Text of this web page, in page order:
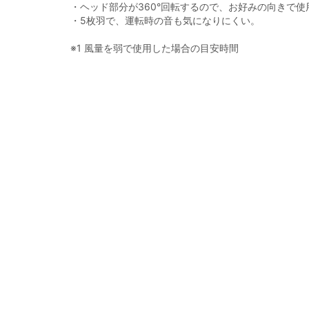
・ヘッド部分が360°回転するので、お好みの向きで使
・5枚羽で、運転時の音も気になりにくい。
※1 風量を弱で使用した場合の目安時間